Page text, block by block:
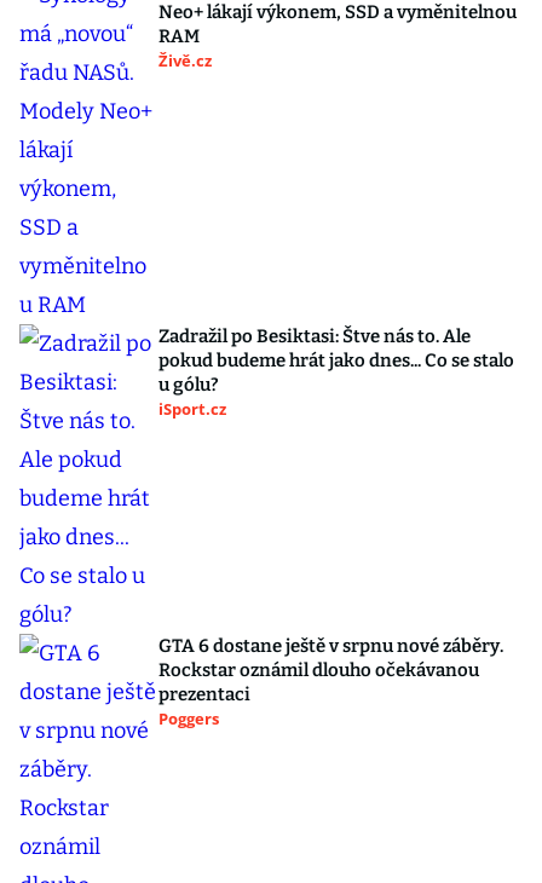
Neo+ lákají výkonem, SSD a vyměnitelnou
RAM
Živě.cz
Zadražil po Besiktasi: Štve nás to. Ale
pokud budeme hrát jako dnes... Co se stalo
u gólu?
iSport.cz
GTA 6 dostane ještě v srpnu nové záběry.
Rockstar oznámil dlouho očekávanou
prezentaci
Poggers